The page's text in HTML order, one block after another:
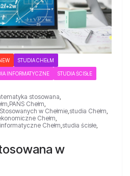
STUDIA CHEŁM
INFORMATYCZNE STUDIA ŚCISŁE
stosowana,
,PANS Chełm,
w Chełmie,studia Chełm,
Chełm,
Chełm,studia ścisłe,
w